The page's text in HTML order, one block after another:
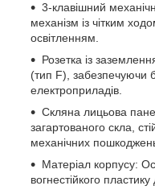
3-клавішний
механізм із чітким
освітленням.
Розетка із
(тип F), забезпечуючи
електроприладів.
Скляна лицьова
загартованого скла,
механічних
Матеріал корпусу:
вогнестійкого